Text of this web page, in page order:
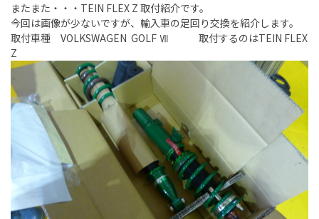
またまた・・・TEIN FLEX Z 取付紹介です。
今回は画像が少ないですが、輸入車の足回り交換を紹介します。
取付車種 VOLKSWAGEN GOLF Ⅶ 取付するのはTEIN FLEX
Z